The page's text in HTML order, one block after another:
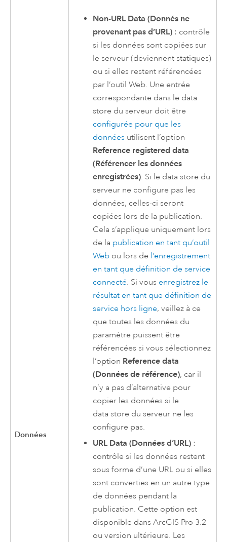
Données
Non-URL Data (Donnés ne
provenant pas d’URL) : contrôle
si les données sont copiées sur
le serveur (deviennent statiques)
ou si elles restent référencées
par l’outil Web. Une entrée
correspondante dans le data
store du serveur doit être
configurée pour que les
données utilisent l’option
Reference registered data
(Référencer les données
enregistrées). Si le data store du
serveur ne configure pas les
données, celles-ci seront
copiées lors de la publication.
Cela s’applique uniquement lors
de la publication en tant qu’outil
Web ou lors de l’enregistrement
en tant que définition de service
connecté. Si vous enregistrez le
résultat en tant que définition de
service hors ligne, veillez à ce
que toutes les données du
paramètre puissent être
référencées si vous sélectionnez
l’option Reference data
(Données de référence), car il
n’y a pas d’alternative pour
copier les données si le
data store du serveur ne les
configure pas.
URL Data (Données d’URL) :
contrôle si les données restent
sous forme d’une URL ou si elles
sont converties en un autre type
de données pendant la
publication. Cette option est
disponible dansArcGIS Pro 3.2
ou version ultérieure. Les